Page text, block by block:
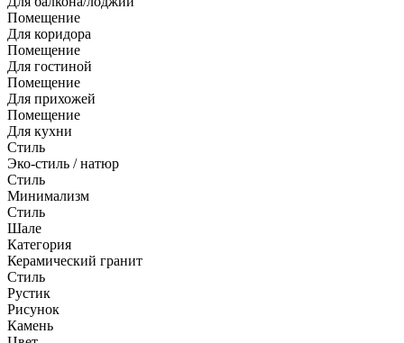
Помещение
Для коридора
Помещение
Для гостиной
Помещение
Для прихожей
Помещение
Для кухни
Стиль
Эко-стиль / натюр
Стиль
Минимализм
Стиль
Шале
Категория
Керамический гранит
Стиль
Рустик
Рисунок
Камень